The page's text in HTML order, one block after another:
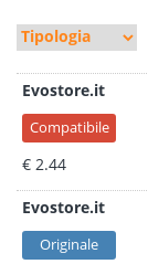
Evostore.it
Compatibile
€ 2.44
Evostore.it
Originale